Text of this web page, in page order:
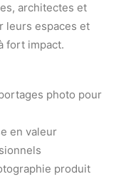
architectes et
leurs espaces et
fort impact.
photo pour
en valeur
produit